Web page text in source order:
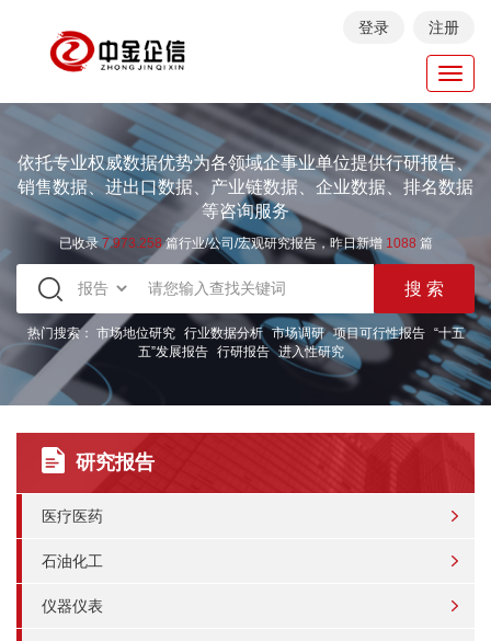
登录 注册
依托专业权威数据优势为各领域企事业单位提供行研报告、
销售数据、进出口数据、产业链数据、企业数据、排名数据
等咨询服务
已收录7.973.258篇行业/公司/宏观研究报告，昨日新增 1088 篇
热门搜索： 市场地位研究 行业数据分析 市场调研 项目可行性报告
“十五
五”发展报告 行研报告 进入性研究
研究报告
医疗医药
石油化工
仪器仪表